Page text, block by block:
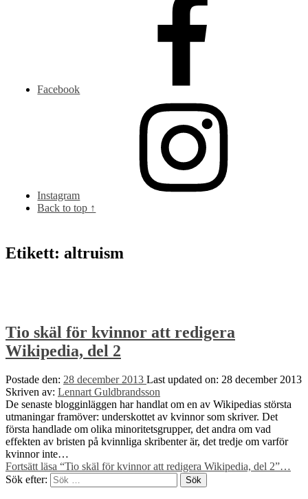
Facebook
Instagram
Back to top ↑
Etikett: altruism
Tio skäl för kvinnor att redigera
Wikipedia, del 2
Postade den: 28 december 2013 Last updated on: 28 december 2013
Skriven av: Lennart Guldbrandsson
De senaste blogginläggen har handlat om en av Wikipedias största
utmaningar framöver: underskottet av kvinnor som skriver. Det
första handlade om olika minoritetsgrupper, det andra om vad
effekten av bristen på kvinnliga skribenter är, det tredje om varför
kvinnor inte…
Fortsätt läsa “Tio skäl för kvinnor att redigera Wikipedia, del 2”…
Sök efter: